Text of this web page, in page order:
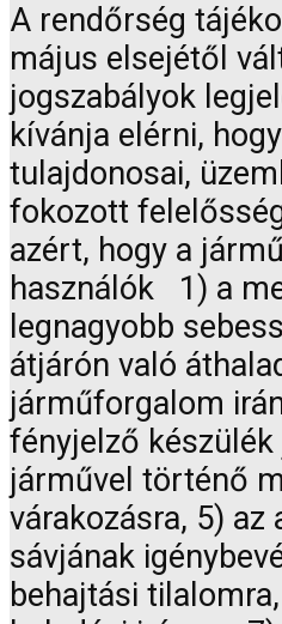
A rendőrség
május elsejétől
jogszabályok
kívánja elérni,
tulajdonosai,
fokozott
azért, hogy a
használók 1) a
legnagyobb
átjárón való
járműforgalom
fényjelző készülék
járművel történő
várakozásra, 5) az
sávjának
behajtási